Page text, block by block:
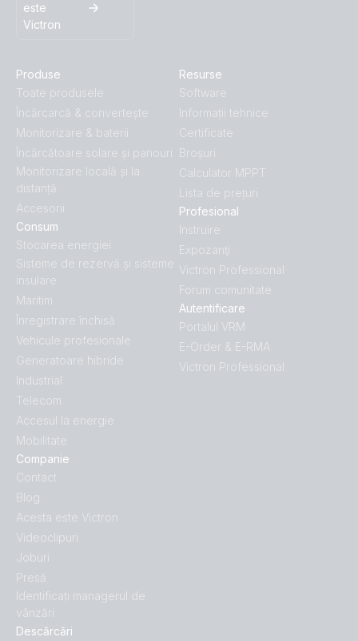
este
Victron
Produse
Toate produsele
Încărcarcă & convertește
Monitorizare & baterii
Încărcătoare solare și panouri
Monitorizare locală și la
distanță
Accesorii
Descărcări
Consum
Stocarea energiei
Sisteme de rezervă și sisteme
insulare
Maritim
Înregistrare închisă
Vehicule profesionale
Generatoare hibride
Industrial
Telecom
Accesul la energie
Mobilitate
Companie
Contact
Blog
Acesta este Victron
Videoclipuri
Joburi
Presă
Identificați managerul de
vânzări
Resurse
Software
Informații tehnice
Certificate
Broșuri
Calculator MPPT
Lista de prețuri
Profesional
Instruire
Expozanţi
Victron Professional
Forum comunitate
Autentificare
Portalul VRM
E-Order & E-RMA
Victron Professional